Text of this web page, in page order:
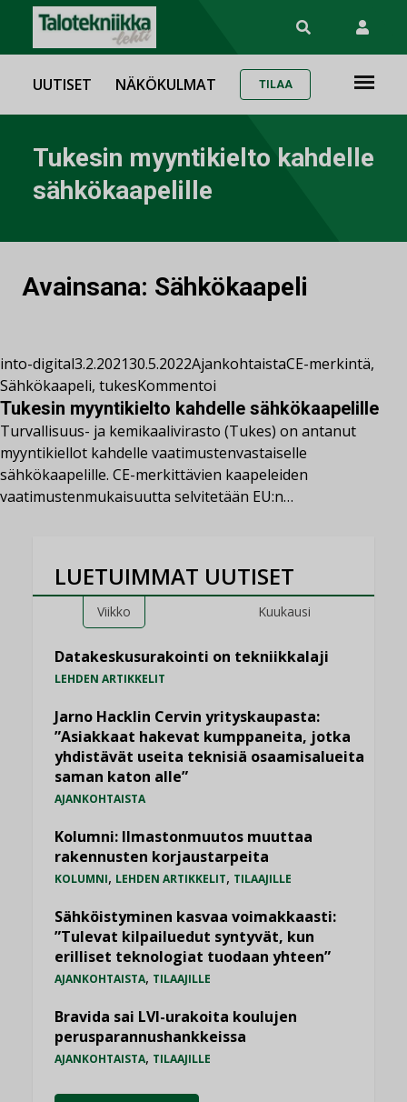
UUTISET NÄKÖKULMAT TILAA
Tukesin myyntikielto kahdelle
sähkökaapelille
Avainsana: Sähkökaapeli
into-digital3.2.202130.5.2022AjankohtaistaCE-merkintä,
Sähkökaapeli, tukesKommentoi
Tukesin myyntikielto kahdelle sähkökaapelille
Turvallisuus- ja kemikaalivirasto (Tukes) on antanut
myyntikiellot kahdelle vaatimustenvastaiselle
sähkökaapelille. CE-merkittävien kaapeleiden
vaatimustenmukaisuutta selvitetään EU:n…
LUETUIMMAT UUTISET
Viikko Kuukausi
Datakeskusurakointi on tekniikkalaji
LEHDEN ARTIKKELIT
Jarno Hacklin Cervin yrityskaupasta:
”Asiakkaat hakevat kumppaneita, jotka
yhdistävät useita teknisiä osaamisalueita
saman katon alle”
AJANKOHTAISTA
Kolumni: Ilmastonmuutos muuttaa
rakennusten korjaustarpeita
KOLUMNI, LEHDEN ARTIKKELIT, TILAAJILLE
Sähköistyminen kasvaa voimakkaasti:
”Tulevat kilpailuedut syntyvät, kun
erilliset teknologiat tuodaan yhteen”
AJANKOHTAISTA, TILAAJILLE
Bravida sai LVI-urakoita koulujen
perusparannushankkeissa
AJANKOHTAISTA, TILAAJILLE